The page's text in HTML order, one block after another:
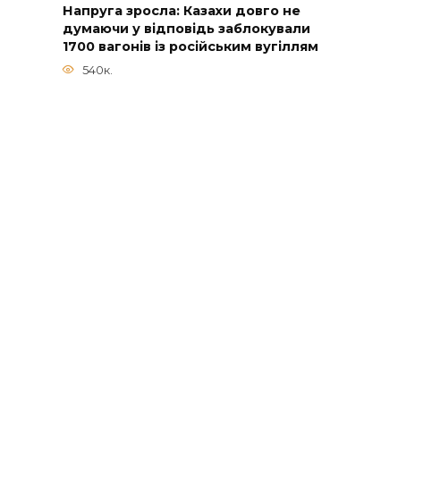
Напруга зросла: Казахи довго не
думаючи у відповідь заблокували
1700 вагонів із російським вугіллям
540к.